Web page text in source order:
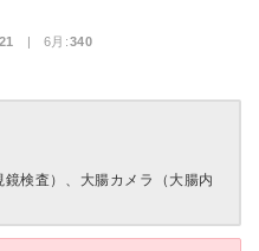
| 6月:340
鏡検査）、大腸カメラ（大腸内